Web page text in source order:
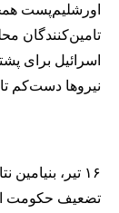
اورشلیم‌پست
تامین‌کنندگان
اسرائیل برای
نیروها دست‌کم تا آغاز سال ۲۰۲۷ در
۱۶ تیر، بنیامین نتانیاهو، نخست‌وزیر اسرائیل،
تضعیف حکومت